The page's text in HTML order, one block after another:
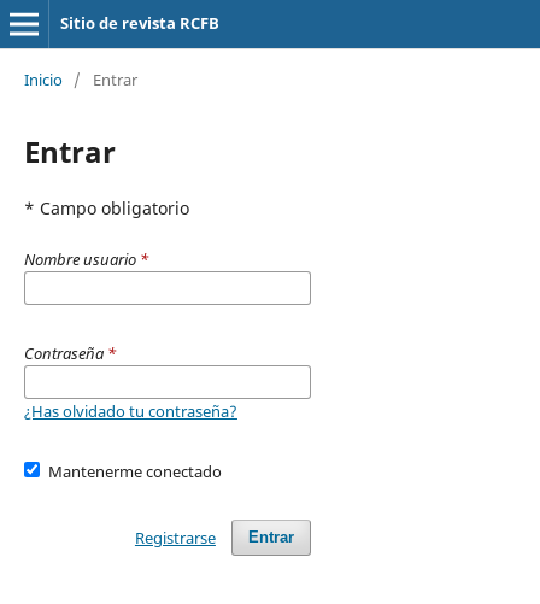
Sitio de revista RCFB
Inicio / Entrar
Entrar
* Campo obligatorio
Nombre usuario *
Contraseña *
¿Has olvidado tu contraseña?
Mantenerme conectado
Entrar
Registrarse